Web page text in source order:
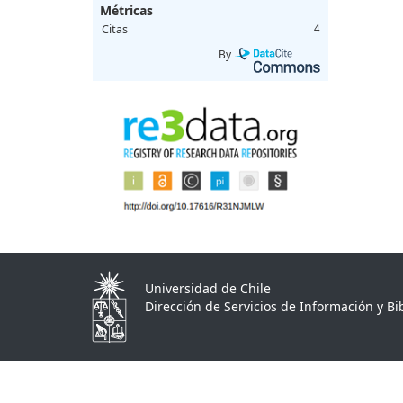
Métricas
Citas 4
By
Universidad de Chile
Dirección de Servicios de Información y